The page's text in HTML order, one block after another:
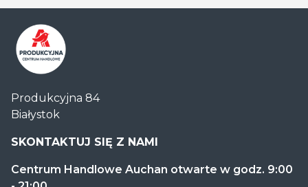
Handlowe
Auchan
Produkcyjna
Produkcyjna 84
Białystok
SKONTAKTUJ SIĘ Z NAMI
Centrum Handlowe Auchan otwarte w godz. 9:00